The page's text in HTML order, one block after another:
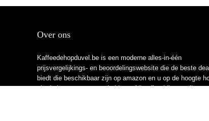
Over ons
Kaffeedehopduvel.be is een moderne alles-in-één
prijsvergelijkings- en beoordelingswebsite die de beste
biedt die beschikbaar zijn op amazon en u op de hoogte
via de laatst toegevoegde blogs. Alle afbeeldingen zijn